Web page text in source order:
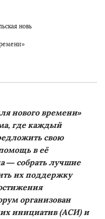
новь
нового времени»
где каждый
свою
в её
— собрать лучшие
их поддержку
организован
инициатив (АСИ) и